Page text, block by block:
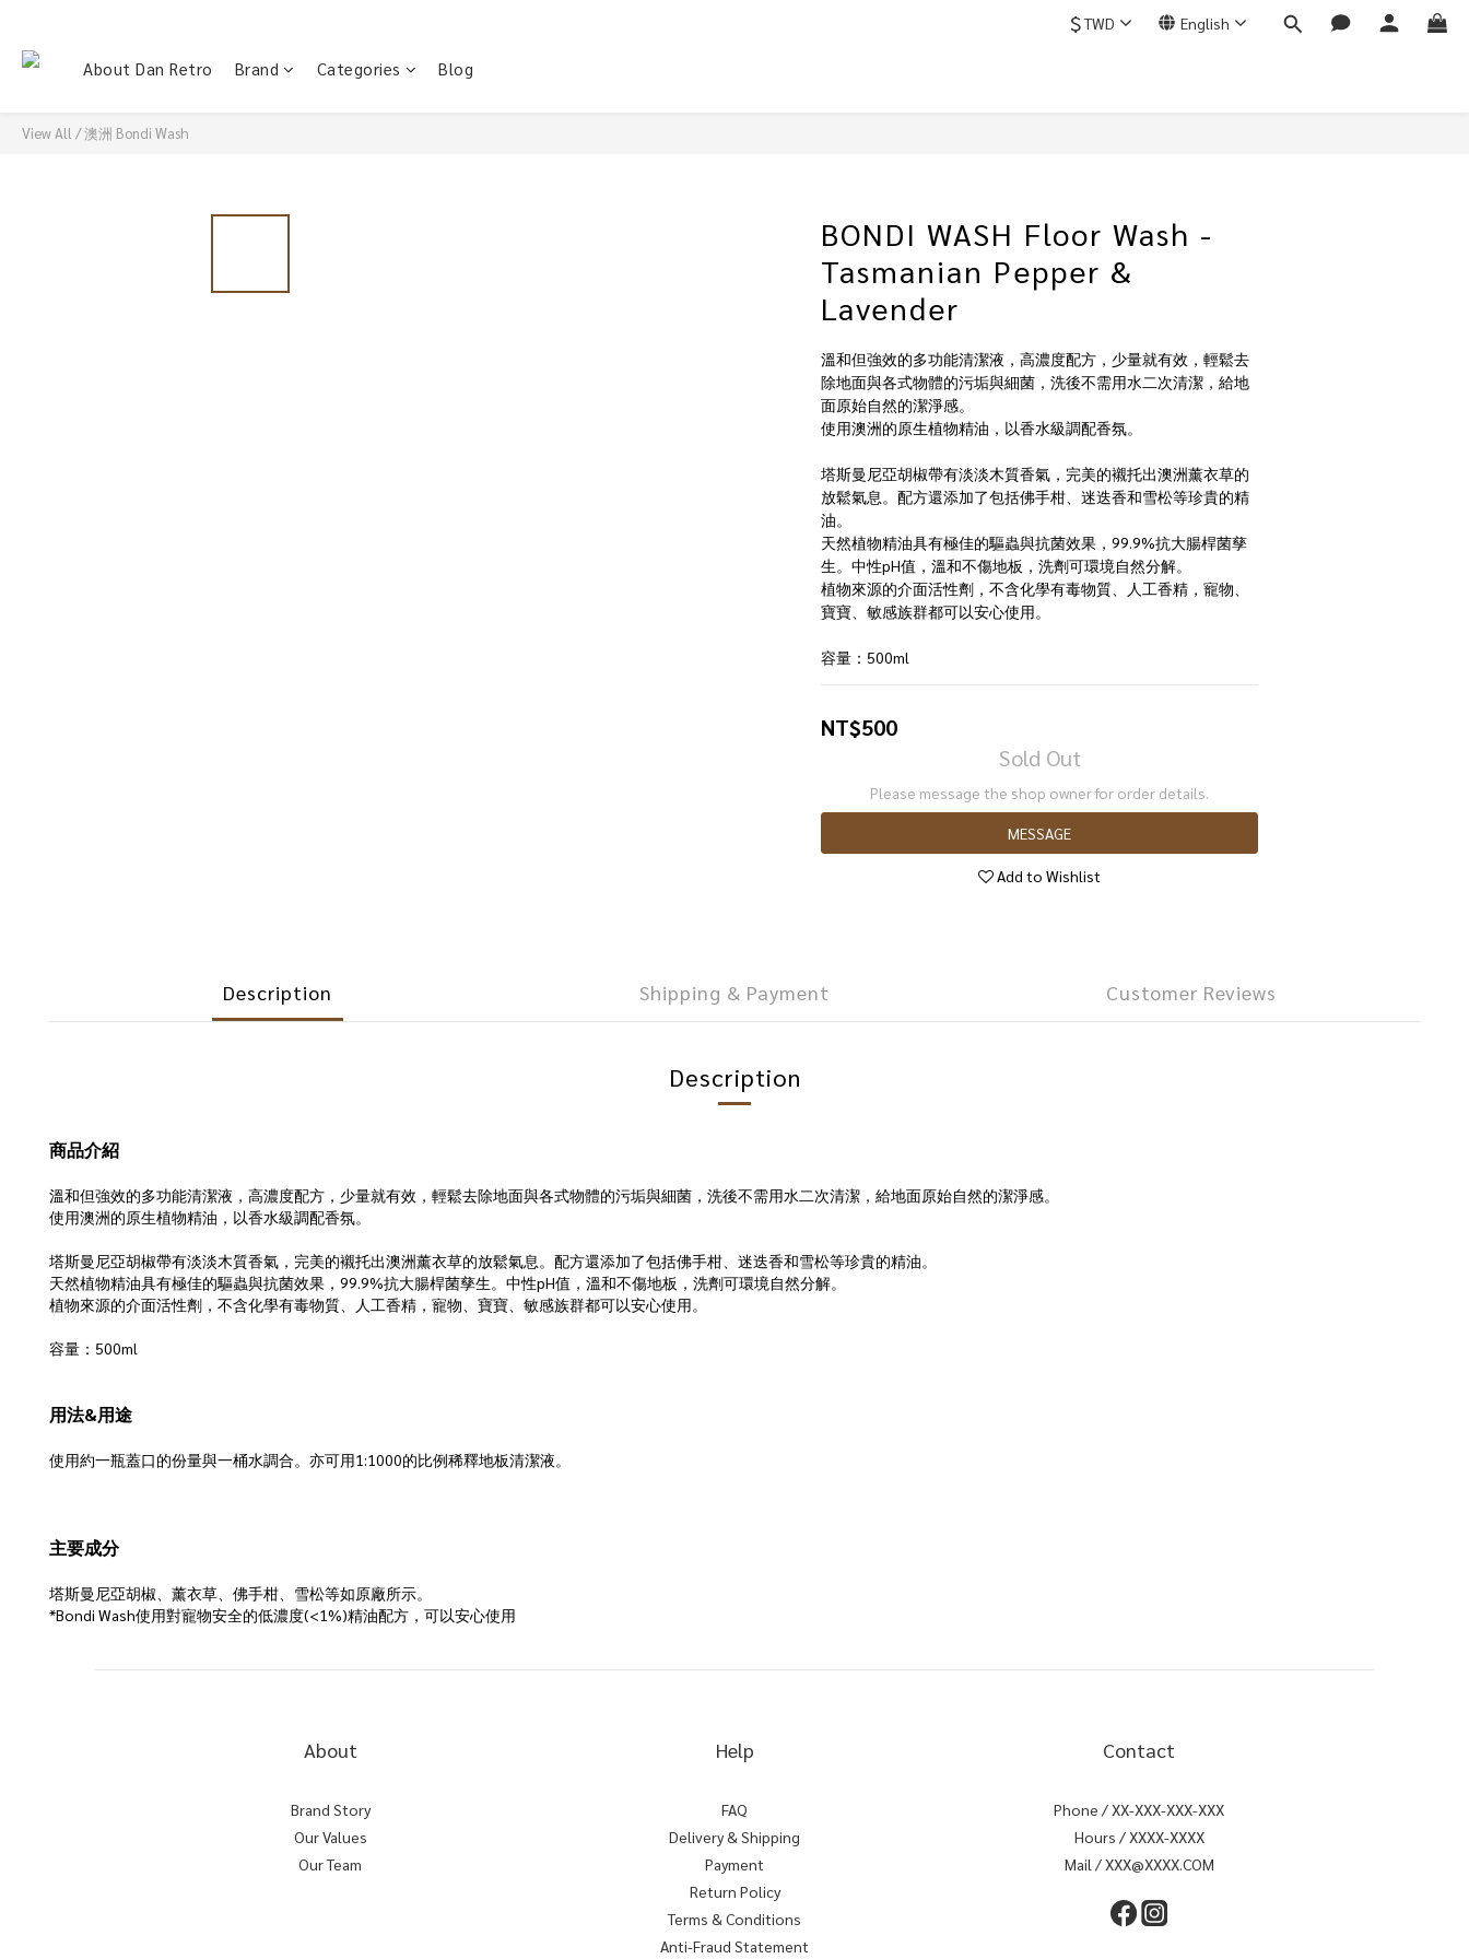
$TWD English
About Dan Retro Brand Categories Blog
View All /澳洲 Bondi Wash
BONDI WASH Floor Wash -
Tasmanian Pepper &
Lavender
溫和但強效的多功能清潔液，高濃度配方，少量就有效，輕鬆去
除地面與各式物體的污垢與細菌，洗後不需用水二次清潔，給地
面原始自然的潔淨感。
使用澳洲的原生植物精油，以香水級調配香氛。
塔斯曼尼亞胡椒帶有淡淡木質香氣，完美的襯托出澳洲薰衣草的
放鬆氣息。配方還添加了包括佛手柑、迷迭香和雪松等珍貴的精
油。
天然植物精油具有極佳的驅蟲與抗菌效果，99.9%抗大腸桿菌孳
生。中性pH值，溫和不傷地板，洗劑可環境自然分解。
植物來源的介面活性劑，不含化學有毒物質、人工香精，寵物、
寶寶、敏感族群都可以安心使用。
容量：500ml
NT$500
Sold Out
Please message the shop owner for order details.
MESSAGE
Add to Wishlist
Description Shipping & Payment Customer Reviews
Description
商品介紹
溫和但強效的多功能清潔液，高濃度配方，少量就有效，輕鬆去除地面與各式物體的污垢與細菌，洗後不需用水二次清潔，給地面原始自然的潔淨感。
使用澳洲的原生植物精油，以香水級調配香氛。
塔斯曼尼亞胡椒帶有淡淡木質香氣，完美的襯托出澳洲薰衣草的放鬆氣息。配方還添加了包括佛手柑、迷迭香和雪松等珍貴的精油。
天然植物精油具有極佳的驅蟲與抗菌效果，99.9%抗大腸桿菌孳生。中性pH值，溫和不傷地板，洗劑可環境自然分解。
植物來源的介面活性劑，不含化學有毒物質、人工香精，寵物、寶寶、敏感族群都可以安心使用。
容量：500ml
用法&用途
使用約一瓶蓋口的份量與一桶水調合。亦可用1:1000的比例稀釋地板清潔液。
主要成分
塔斯曼尼亞胡椒、薰衣草、佛手柑、雪松等如原廠所示。
*Bondi Wash使用對寵物安全的低濃度(<1%)精油配方，可以安心使用
About
Brand Story
Our Values
Our Team
Help
FAQ
Delivery & Shipping
Payment
Return Policy
Terms & Conditions
Anti-Fraud Statement
Contact
Phone / XX-XXX-XXX-XXX
Hours / XXXX-XXXX
Mail / XXX@XXXX.COM